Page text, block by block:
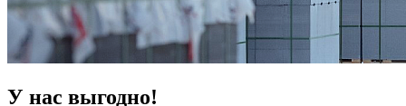
У нас выгодно!